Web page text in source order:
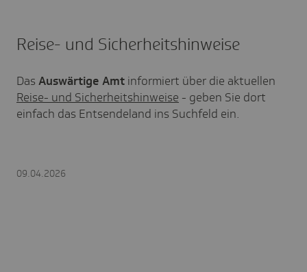
Reise- und Sicherheitshinweise
Das Auswärtige Amt informiert über die aktuellen
Reise- und Sicherheitshinweise - geben Sie dort
einfach das Entsendeland ins Suchfeld ein.
09.04.2026